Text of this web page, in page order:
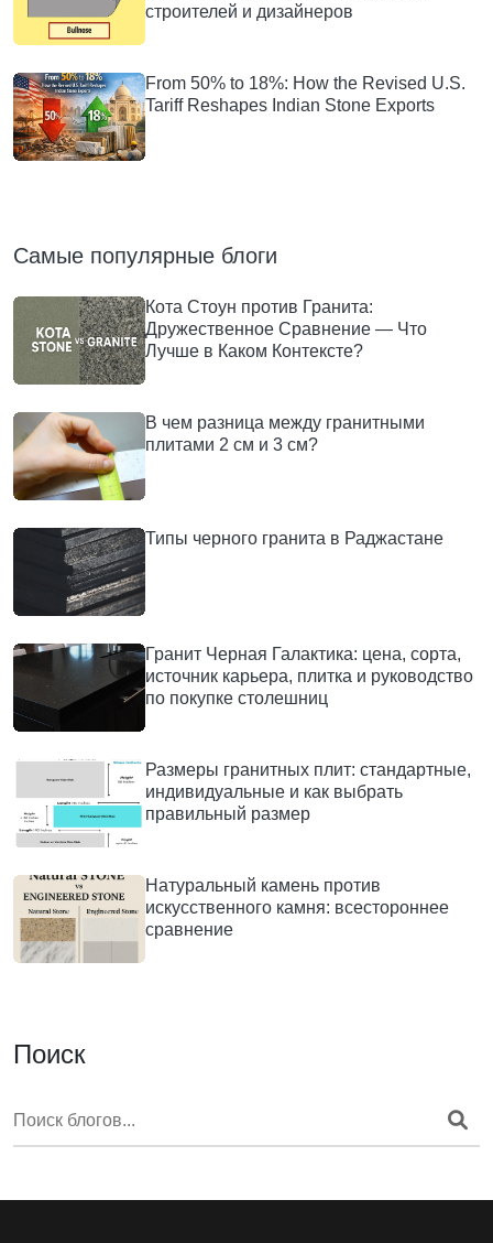
строителей и дизайнеров
From 50% to 18%: How the Revised U.S.
Tariff Reshapes Indian Stone Exports
Самые популярные блоги
Кота Стоун против Гранита:
Дружественное Сравнение — Что
Лучше в Каком Контексте?
В чем разница между гранитными
плитами 2 см и 3 см?
Типы черного гранита в Раджастане
Гранит Черная Галактика: цена, сорта,
источник карьера, плитка и руководство
по покупке столешниц
Размеры гранитных плит: стандартные,
индивидуальные и как выбрать
правильный размер
Натуральный камень против
искусственного камня: всестороннее
сравнение
Поиск